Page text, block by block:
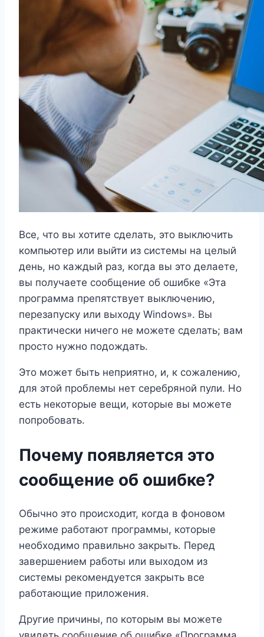
Все, что вы хотите сделать, это выключить
компьютер или выйти из системы на целый
день, но каждый раз, когда вы это делаете,
вы получаете сообщение об ошибке «Эта
программа препятствует выключению,
перезапуску или выходу Windows». Вы
практически ничего не можете сделать; вам
просто нужно подождать.
Это может быть неприятно, и, к сожалению,
для этой проблемы нет серебряной пули. Но
есть некоторые вещи, которые вы можете
попробовать.
Почему появляется это
сообщение об ошибке?
Обычно это происходит, когда в фоновом
режиме работают программы, которые
необходимо правильно закрыть. Перед
завершением работы или выходом из
системы рекомендуется закрыть все
работающие приложения.
Другие причины, по которым вы можете